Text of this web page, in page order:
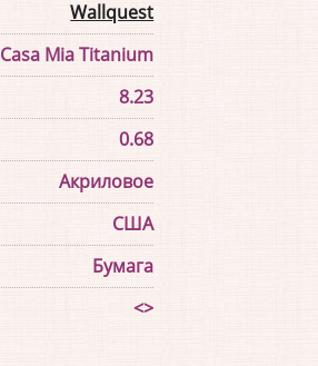
Wallquest
Casa Mia Titanium
8.23
0.68
Акриловое
США
Бумага
<>